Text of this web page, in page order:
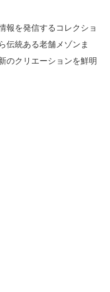
報を発信するコレクショ
伝統ある老舗メゾンま
のクリエーションを鮮明